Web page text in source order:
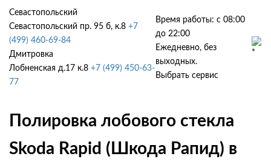
Севастопольский
Севастопольский пр. 95 б, к.8 +7
(499) 460-69-84
Дмитровка
Лобненская д.17 к.8 +7 (499) 450-63-
77
Время работы: с 08:00
до 22:00
Ежедневно, без
выходных.
Выбрать сервис
Полировка лобового стекла
Skoda Rapid (Шкода Рапид) в